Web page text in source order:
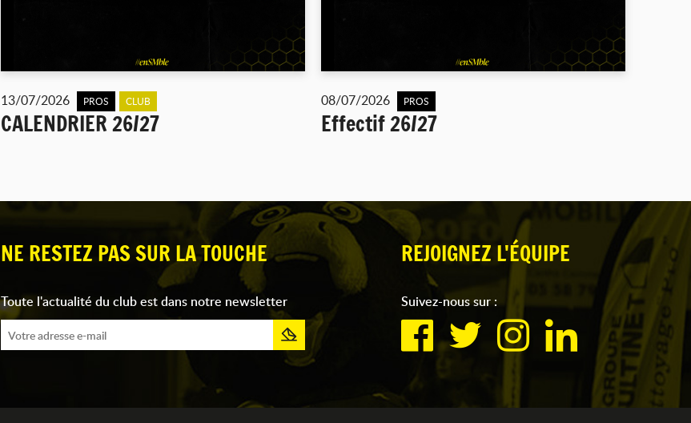
13/07/2026 PROS CLUB
CALENDRIER 26/27
08/07/2026 PROS
Effectif 26/27
NE RESTEZ PAS SUR LA TOUCHE
Toute l'actualité du club est dans notre newsletter
REJOIGNEZ L'ÉQUIPE
Suivez-nous sur :